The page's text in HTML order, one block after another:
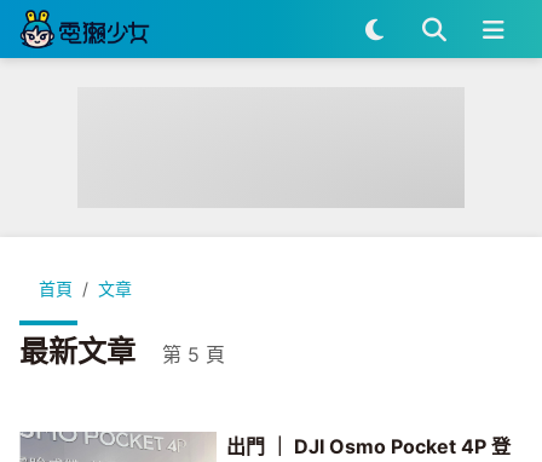
首頁 文章
最新文章 第 5 頁
出門 ｜ DJI Osmo Pocket 4P 登